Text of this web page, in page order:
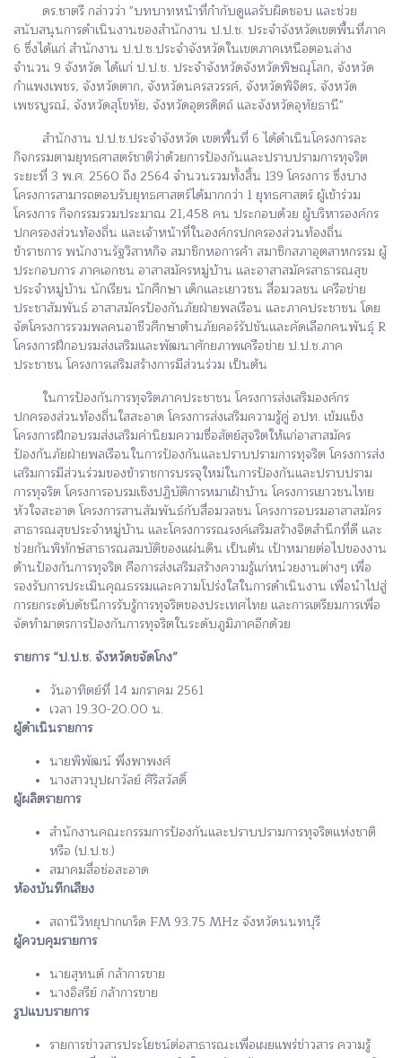
ดร.ชาตรี กล่าวว่า "บทบาทหน้าที่กำกับดูแลรับผิดชอบ และช่วย
สนับสนุนการดำเนินงานของสำนักงาน ป.ป.ช. ประจำจังหวัดเขตพื้นที่ภาค
6 ซึ่งได้แก่ สำนักงาน ป.ป.ช.ประจำจังหวัดในเขตภาคเหนือตอนล่าง
จำนวน 9 จังหวัด ได้แก่ ป.ป.ช. ประจำจังหวัดจังหวัดพิษณุโลก, จังหวัด
กำแพงเพชร, จังหวัดตาก, จังหวัดนครสวรรค์, จังหวัดพิจิตร, จังหวัด
เพชรบูรณ์, จังหวัดสุโขทัย, จังหวัดอุตรดิตถ์ และจังหวัดอุทัยธานี"
สำนักงาน ป.ป.ช.ประจำจังหวัด เขตพื้นที่ 6 ได้ดำเนินโครงการละ
กิจกรรมตามยุทธศาสตร์ชาติว่าด้วยการป้องกันและปราบปรามการทุจริต
ระยะที่ 3 พ.ศ. 2560 ถึง 2564 จำนวนรวมทั้งสิ้น 139 โครงการ ซึ่งบาง
โครงการสามารถตอบรับยุทธศาสตร์ได้มากกว่า 1 ยุทธศาสตร์ ผู้เข้าร่วม
โครงการ กิจกรรมรวมประมาณ 21,458 คน ประกอบด้วย ผู้บริหารองค์กร
ปกครองส่วนท้องถิ่น และเจ้าหน้าที่ในองค์กรปกครองส่วนท้องถิ่น
ข้าราชการ พนักงานรัฐวิสาหกิจ สมาชิกหอการค้า สมาชิกสภาอุตสาหกรรม ผู้
ประกอบการ ภาคเอกชน อาสาสมัครหมู่บ้าน และอาสาสมัครสาธารณสุข
ประจำหมู่บ้าน นักเรียน นักศึกษา เด็กและเยาวชน สื่อมวลชน เครือข่าย
ประชาสัมพันธ์ อาสาสมัครป้องกันภัยฝ่ายพลเรือน และภาคประชาชน โดย
จัดโครงการรวมพลคนอาชีวศึกษาต้านภัยคอร์รัปชันและคัดเลือกคนพันธุ์ R
โครงการฝึกอบรมส่งเสริมและพัฒนาศักยภาพเครือข่าย ป.ป.ช.ภาค
ประชาชน โครงการเสริมสร้างการมีส่วนร่วม เป็นต้น
ในการป้องกันการทุจริตภาคประชาชน โครงการส่งเสริมองค์กร
ปกครองส่วนท้องถิ่นใสสะอาด โครงการส่งเสริมความรู้คู่ อปท. เข้มแข็ง
โครงการฝึกอบรมส่งเสริมค่านิยมความซื่อสัตย์สุจริตให้แก่อาสาสมัคร
ป้องกันภัยฝ่ายพลเรือนในการป้องกันและปราบปรามการทุจริต โครงการส่ง
เสริมการมีส่วนร่วมของข้าราชการบรรจุใหม่ในการป้องกันและปราบปราม
การทุจริต โครงการอบรมเชิงปฏิบัติการหมาเฝ้าบ้าน โครงการเยาวชนไทย
หัวใจสะอาด โครงการสานสัมพันธ์กับสื่อมวลชน โครงการอบรมอาสาสมัคร
สาธารณสุขประจำหมู่บ้าน และโครงการรณรงค์เสริมสร้างจิตสำนึกที่ดี และ
ช่วยกันพิทักษ์สาธารณสมบัติของแผ่นดิน เป็นต้น เป้าหมายต่อไปของงาน
ด้านป้องกันการทุจริต คือการส่งเสริมสร้างความรู้แก่หน่วยงานต่างๆ เพื่อ
รองรับการประเมินคุณธรรมและความโปร่งใสในการดำเนินงาน เพื่อนำไปสู่
การยกระดับดัชนีการรับรู้การทุจริตของประเทศไทย และการเตรียมการเพื่อ
จัดทำมาตรการป้องกันการทุจริตในระดับภูมิภาคอีกด้วย
รายการ “ป.ป.ช. จังหวัดขจัดโกง”
วันอาทิตย์ที่ 14 มกราคม 2561
เวลา 19.30-20.00 น.
ผู้ดำเนินรายการ
นายพิพัฒน์ พึ่งพาพงศ์
นางสาวบุปผาวัลย์ ศิริสวัสดิ์
ผู้ผลิตรายการ
สำนักงานคณะกรรมการป้องกันและปราบปรามการทุจริตแห่งชาติ
หรือ (ป.ป.ช.)
สมาคมสื่อช่อสะอาด
ห้องบันทึกเสียง
สถานีวิทยุปากเกร็ด FM 93.75 MHz จังหวัดนนทบุรี
ผู้ควบคุมรายการ
นายสุทนต์ กล้าการขาย
นางอิสรีย์ กล้าการขาย
รูปแบบรายการ
รายการข่าวสารประโยชน์ต่อสาธารณะเพื่อเผยแพร่ข่าวสาร ความรู้